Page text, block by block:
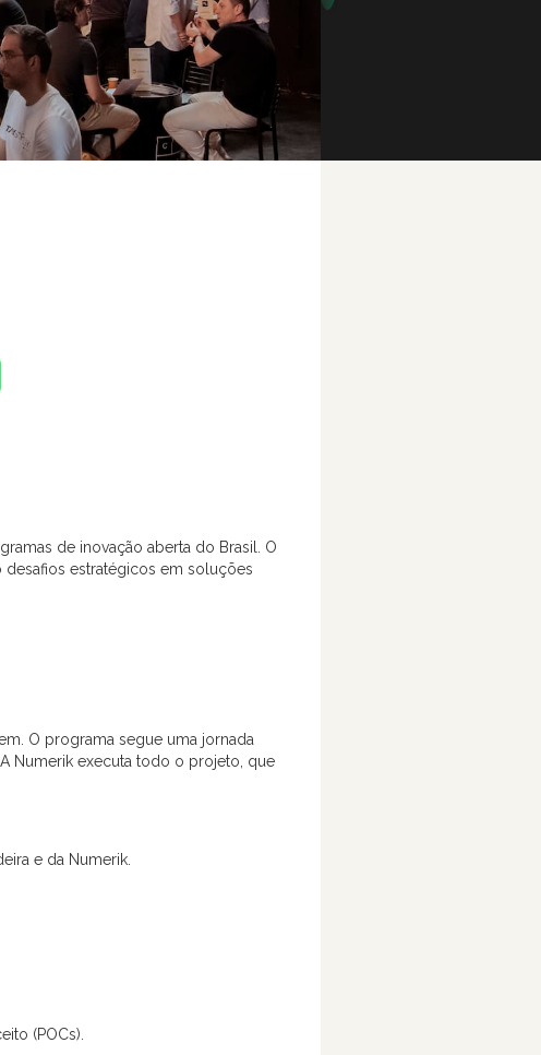
de inovação aberta do Brasil. O
estratégicos em soluções
O programa segue uma jornada
Numerik executa todo o projeto, que
e da Numerik.
(POCs).